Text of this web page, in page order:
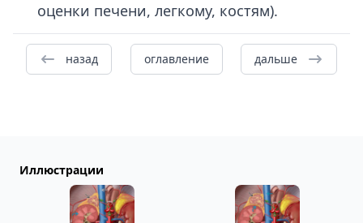
оценки печени, легкому, костям).
назад оглавление дальше
Иллюстрации